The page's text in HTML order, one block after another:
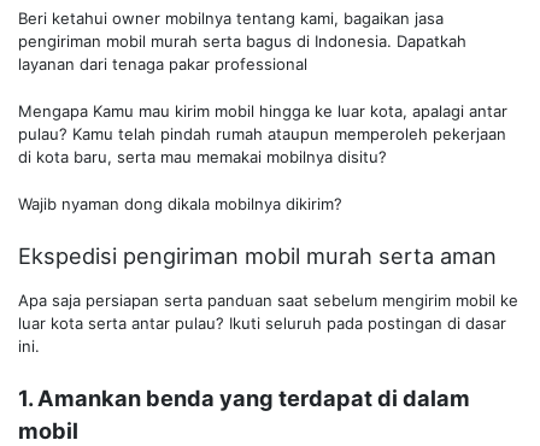
Beri ketahui owner mobilnya tentang kami, bagaikan jasa
pengiriman mobil murah serta bagus di Indonesia. Dapatkah
layanan dari tenaga pakar professional
Mengapa Kamu mau kirim mobil hingga ke luar kota, apalagi antar
pulau? Kamu telah pindah rumah ataupun memperoleh pekerjaan
di kota baru, serta mau memakai mobilnya disitu?
Wajib nyaman dong dikala mobilnya dikirim?
Ekspedisi pengiriman mobil murah serta aman
Apa saja persiapan serta panduan saat sebelum mengirim mobil ke
luar kota serta antar pulau? Ikuti seluruh pada postingan di dasar
ini.
1. Amankan benda yang terdapat di dalam
mobil